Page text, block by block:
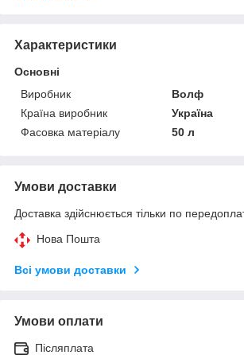
Характеристики
Основні
Виробник
Волф
Країна виробник
Україна
Фасовка матеріалу
50 л
Умови доставки
Доставка здійснюється тільки по
Нова Пошта
Всі умови доставки
Умови оплати
Післяплата